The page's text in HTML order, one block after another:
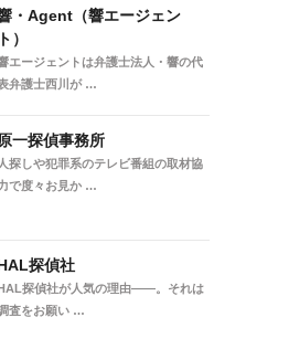
・Agent（響エージェン
ト）
エージェントは弁護士法人・響の代
弁護士西川が …
一探偵事務所
人探しや犯罪系のテレビ番組の取材協
で度々お見か …
探偵社
探偵社が人気の理由――。それは
査をお願い …